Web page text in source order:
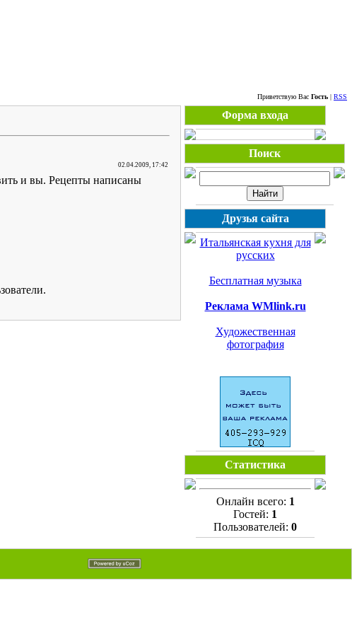
Приветствую Вас Гость | RSS
02.04.2009, 17:42
и вы. Рецепты написаны
Форма входа
Поиск
Друзья сайта
Итальянская кухня для
русских
Бесплатная музыка
Реклама WMlink.ru
Художественная
фотография
Статистика
Онлайн всего: 1
Гостей: 1
Пользователей: 0